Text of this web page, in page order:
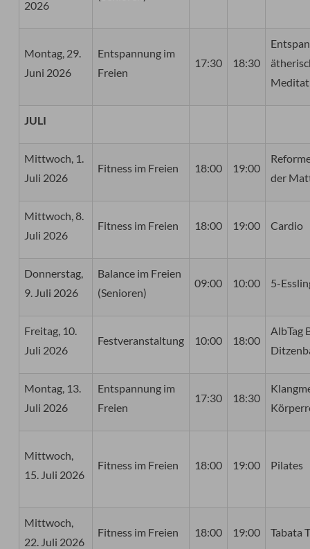
2026
Montag, 29.
Juni 2026
Entspannung im
Freien
17:30 18:30
JULI
Mittwoch, 1.
Juli 2026
Fitness im Freien 18:00 19:00
der
Mittwoch, 8.
Juli 2026
Fitness im Freien 18:00 19:00 Cardio
Donnerstag,
9. Juli 2026
Balance im Freien
(Senioren)
09:00 10:00 5-
Freitag, 10.
Juli 2026
Festveranstaltung 10:00 18:00
AlbTag
Montag, 13.
Juli 2026
Entspannung im
Freien
17:30 18:30
Mittwoch,
15. Juli 2026
Fitness im Freien 18:00 19:00 Pilates
Mittwoch,
22. Juli 2026
Fitness im Freien 18:00 19:00 Tabata